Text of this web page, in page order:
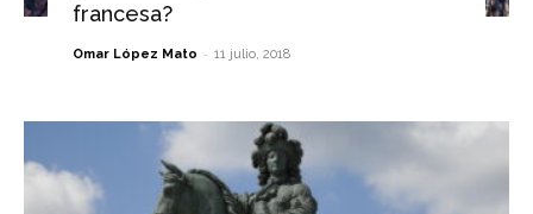
francesa?
Omar López Mato - 11 julio, 2018